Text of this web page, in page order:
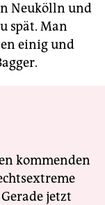
Neukölln und
spät. Man
einig und
kommenden
jetzt